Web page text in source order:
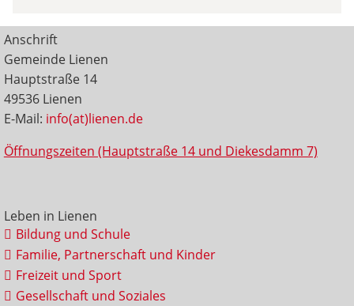
Anschrift
Gemeinde Lienen
Hauptstraße 14
49536 Lienen
E-Mail: info(at)lienen.de
Öffnungszeiten (Hauptstraße 14 und Diekesdamm 7)
Leben in Lienen
Bildung und Schule
Familie, Partnerschaft und Kinder
Freizeit und Sport
Gesellschaft und Soziales